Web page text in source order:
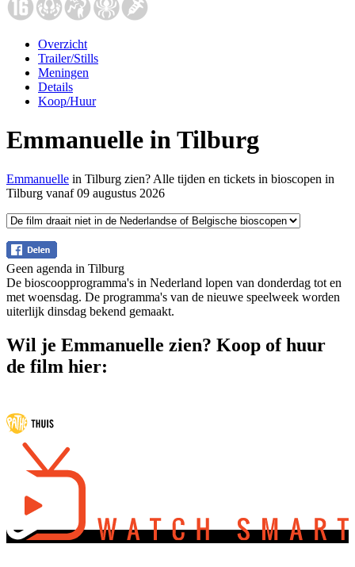
Overzicht
Trailer/Stills
Meningen
Details
Koop/Huur
Emmanuelle in Tilburg
Emmanuelle in Tilburg zien? Alle tijden en tickets in bioscopen in
Tilburg vanaf 09 augustus 2026
Geen agenda in Tilburg
De bioscoopprogramma's in Nederland lopen van donderdag tot en
met woensdag. De programma's van de nieuwe speelweek worden
uiterlijk dinsdag bekend gemaakt.
Wil je Emmanuelle zien? Koop of huur
de film hier: